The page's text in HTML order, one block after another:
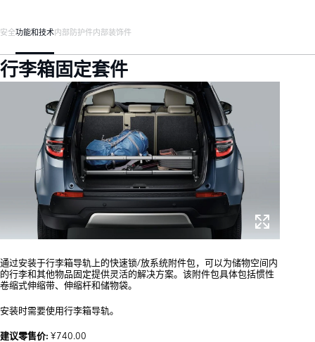
安全功能和技术内部防护件内部装饰件
行李箱固定套件
通过安装于行李箱导轨上的快速锁/放系统附件包，可以为储物空间内
的行李和其他物品固定提供灵活的解决方案。该附件包具体包括惯性
卷缩式伸缩带、伸缩杆和储物袋。
安装时需要使用行李箱导轨。
建议零售价: ¥740.00